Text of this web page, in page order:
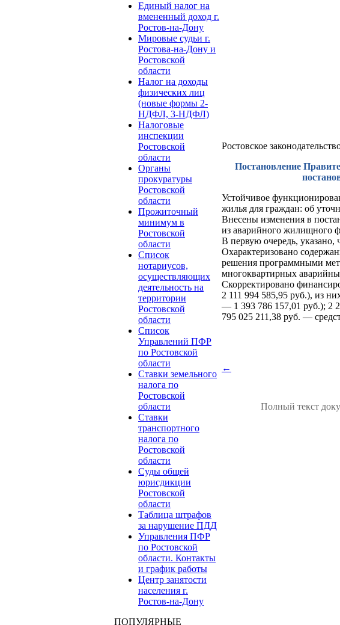
Единый налог на
вмененный доход г.
Ростов-на-Дону
Мировые судьи г.
Ростова-на-Дону и
Ростовской
области
Налог на доходы
физических лиц
(новые формы 2-
НДФЛ, 3-НДФЛ)
Налоговые
инспекции
Ростовской
области
Органы
прокуратуры
Ростовской
области
Прожиточный
минимум в
Ростовской
области
Список
нотариусов,
осуществляющих
деятельность на
территории
Ростовской
области
Список
Управлений ПФР
по Ростовской
области
Ставки земельного
налога по
Ростовской
области
Ставки
транспортного
налога по
Ростовской
области
Суды общей
юрисдикции
Ростовской
области
Таблица штрафов
за нарушение ПДД
Управления ПФР
по Ростовской
области. Контакты
и график работы
Центр занятости
населения г.
Ростов-на-Дону
ПОПУЛЯРНЫЕ
Ростовское
Постановление
Устойчивое
жилья для граждан: об
Внесены изменения в
из аварийного жилищного
В первую очередь, указано,
Охарактеризовано
решения программными
многоквартирных
Скорректировано
2 111 994 585,95 руб.), из
— 1 393 786 157,01 руб.); 2
795 025 211,38 руб. —
←
Полный текст